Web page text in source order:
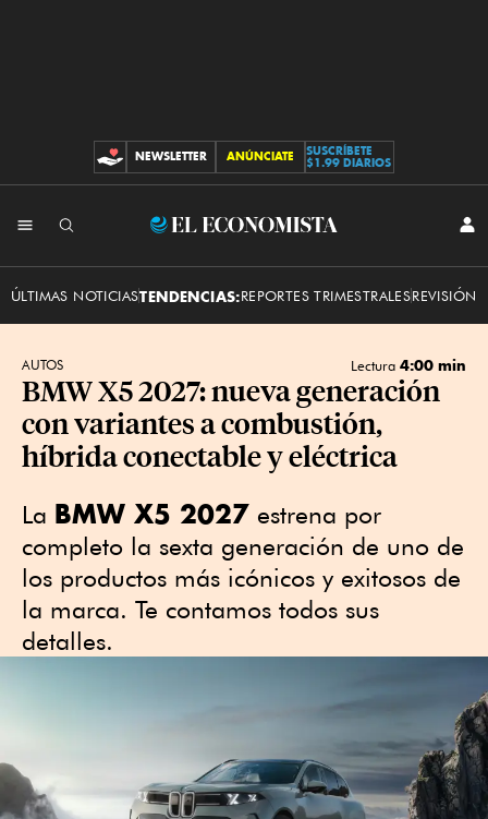
CONTRIBUCIONES
NEWSLETTER ANÚNCIATE
SUSCRÍBETE
$1.99 DIARIOS
El
ÚLTIMAS NOTICIASTENDENCIAS:REPORTES TRIMESTRALESREVISIÓN
AUTOS Lectura 4:00 min
BMW X5 2027: nueva generación
con variantes a combustión,
híbrida conectable y eléctrica
La BMW X5 2027 estrena por
completo la sexta generación de uno de
los productos más icónicos y exitosos de
la marca. Te contamos todos sus
detalles.